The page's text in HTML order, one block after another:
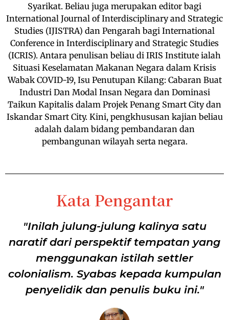
Syarikat. Beliau juga merupakan editor bagi
International Journal of Interdisciplinary and Strategic
Studies (IJISTRA) dan Pengarah bagi International
Conference in Interdisciplinary and Strategic Studies
(ICRIS). Antara penulisan beliau di IRIS Institute ialah
Situasi Keselamatan Makanan Negara dalam Krisis
Wabak COVID-19, Isu Penutupan Kilang: Cabaran Buat
Industri Dan Modal Insan Negara dan Dominasi
Taikun Kapitalis dalam Projek Penang Smart City dan
Iskandar Smart City. Kini, pengkhususan kajian beliau
adalah dalam bidang pembandaran dan
pembangunan wilayah serta negara.
Kata Pengantar
"Inilah julung-julung kalinya satu
naratif dari perspektif tempatan yang
menggunakan istilah settler
colonialism. Syabas kepada kumpulan
penyelidik dan penulis buku ini."